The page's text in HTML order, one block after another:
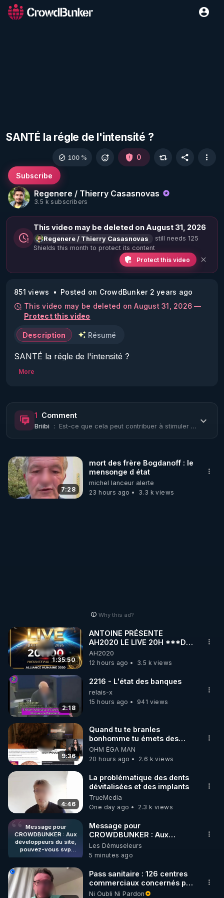
SANTÉ la régle de l'intensité ?
Regenere / Thierry Casasnovas
3.5 k subscribers
Subscribe
100 % 0
This video may be deleted on August 31, 2026
Regenere / Thierry Casasnovas
still needs 125
Shields this month to protect its content
Protect this video
851 views
Posted on CrowdBunker 2 years ago
This video may be deleted on August 31, 2026 —
Protect this video
Description Résumé
SANTÉ la régle de l'intensité ?
More
1 Comment
Briibi : Est-ce que cela peut contribuer à stimuler la thyroïde lorsqu'elle est en hypo ?...
7:28
mort des frère Bogdanoff : le
mensonge d état
michel lanceur alerte
23 hours ago
3.3 k views
Why this ad?
1:35:50
ANTOINE PRÉSENTE
AH2020 LE LIVE 20H ***DU
06/08/2026***
AH2020
12 hours ago
3.5 k views
2:18
2216 - L'état des banques
relais-x
15 hours ago
941 views
9:36
Quand tu te branles
bonhomme tu émets des
ondes ils ont juste omis de
t'expliquer
OHM ÉGA MAN
20 hours ago
2.6 k views
4:46
La problématique des dents
dévitalisées et des implants
TrueMedia
One day ago
2.3 k views
Message pour
CROWDBUNKER : Aux
développeurs du site,
pouvez-vous svp
remettre la
"Les plus récents" car
c'est une
fonctionnalité bien
pratique et sans ça,
Message pour
CROWDBUNKER : Aux
développeurs du site,
pouvez-vous svp remettre la
fonctionnalité de tri par "Les
plus récents" car c'est une
fonctionnalité bien pratique
et sans ça, nous n'avons pas
Les Démuseleurs
5 minutes ago
Pass sanitaire : 126 centres
commerciaux concernés par
l'obligation dans toute la
Ni Oubli Ni Pardon